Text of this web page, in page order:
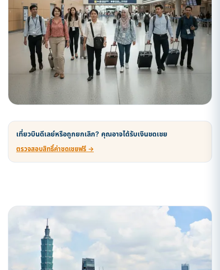
เที่ยวบินดีเลย์หรือถูกยกเลิก? คุณอาจได้รับเงินชดเชย
ตรวจสอบสิทธิ์ค่าชดเชยฟรี →